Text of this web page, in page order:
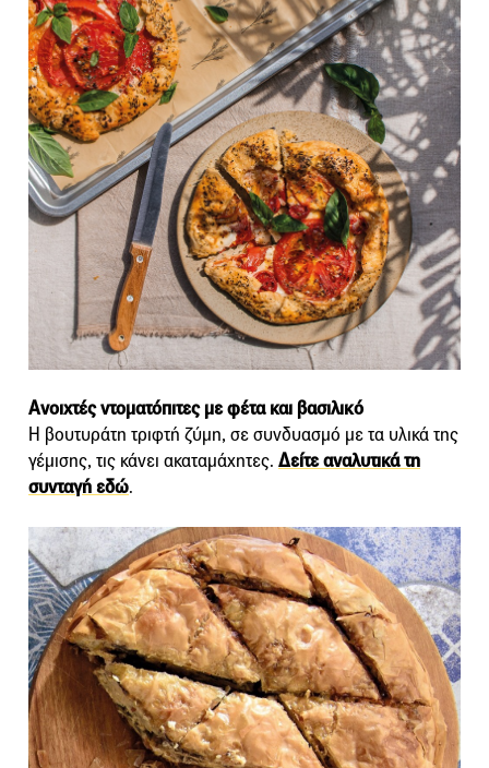
Ανοιχτές ντοματόπιτες με φέτα και βασιλικό
Η βουτυράτη τριφτή ζύμη, σε συνδυασμό με τα υλικά της
γέμισης, τις κάνει ακαταμάχητες. Δείτε αναλυτικά τη
συνταγή εδώ.